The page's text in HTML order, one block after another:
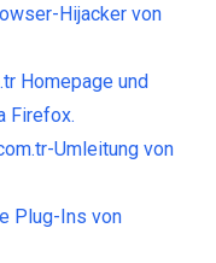
Hijacker von
Homepage und
Firefox.
Umleitung von
Plug-Ins von